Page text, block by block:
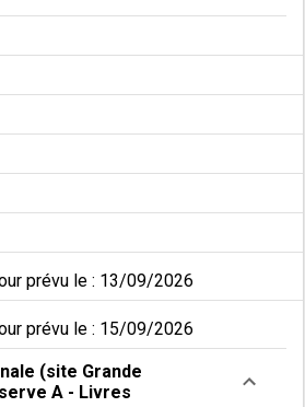
prévu le : 13/09/2026
prévu le : 15/09/2026
(site Grande
A - Livres